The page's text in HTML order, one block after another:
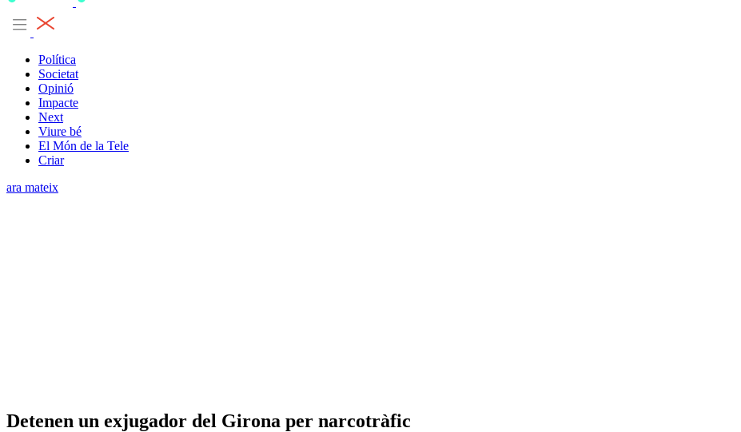
Política
Societat
Opinió
Impacte
Next
Viure bé
El Món de la Tele
Criar
ara mateix
Detenen un exjugador del Girona per narcotràfic